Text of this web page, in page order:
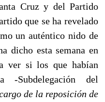
Cruz y del Partido
que se ha revelado
un auténtico nido de
dicho esta semana en
ver si los que habían
-Subdelegación del
de la reposición de